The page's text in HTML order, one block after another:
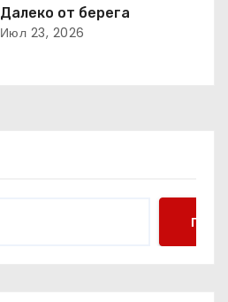
Далеко от берега
Июл 23, 2026
Поиск